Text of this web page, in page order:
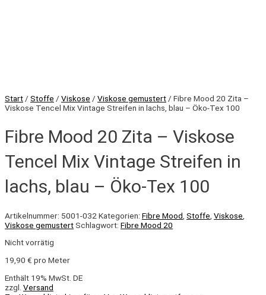
Start / Stoffe / Viskose / Viskose gemustert / Fibre Mood 20 Zita –
Viskose Tencel Mix Vintage Streifen in lachs, blau – Öko-Tex 100
Fibre Mood 20 Zita – Viskose
Tencel Mix Vintage Streifen in
lachs, blau – Öko-Tex 100
Artikelnummer: 5001-032 Kategorien: Fibre Mood Stoffe Viskose
Viskose gemustertSchlagwort: Fibre Mood 20
Nicht vorrätig
19,90 € pro Meter
Enthält 19% MwSt. DE
zzgl. Versand